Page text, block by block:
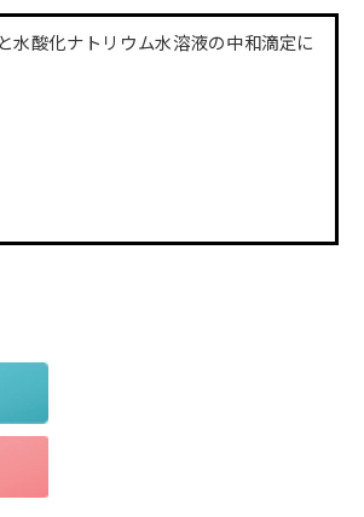
水酸化ナトリウム水溶液の中和滴定に